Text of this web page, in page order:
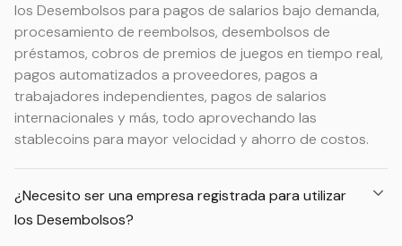
los Desembolsos para pagos de salarios bajo demanda,
procesamiento de reembolsos, desembolsos de
préstamos, cobros de premios de juegos en tiempo real,
pagos automatizados a proveedores, pagos a
trabajadores independientes, pagos de salarios
internacionales y más, todo aprovechando las
stablecoins para mayor velocidad y ahorro de costos.
¿Necesito ser una empresa registrada para utilizar
los Desembolsos?